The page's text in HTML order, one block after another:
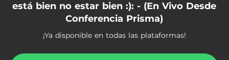
está bien no estar bien :): - (En Vivo Desde
Conferencia Prisma)
¡Ya disponible en todas las plataformas!